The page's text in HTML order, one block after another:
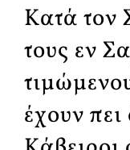
Κατά τον
τους εν
έχουν πει